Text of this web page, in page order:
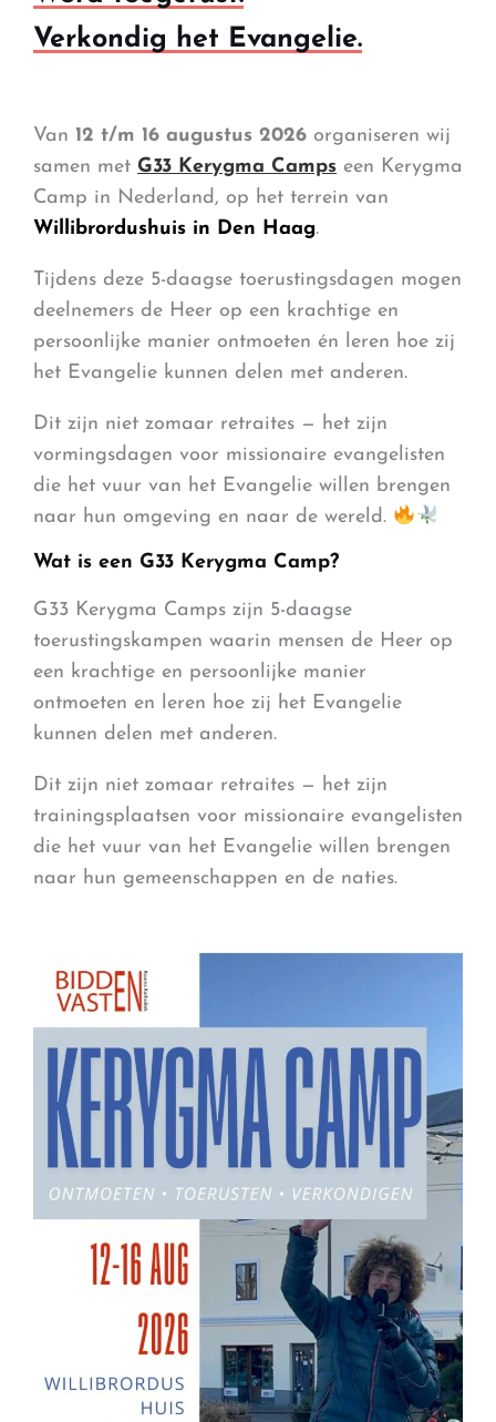
Verkondig het Evangelie.
Van 12 t/m 16 augustus 2026 organiseren wij
samen met G33 Kerygma Camps een Kerygma
Camp in Nederland, op het terrein van
Willibrordushuis in Den Haag.
Tijdens deze 5-daagse toerustingsdagen mogen
deelnemers de Heer op een krachtige en
persoonlijke manier ontmoeten én leren hoe zij
het Evangelie kunnen delen met anderen.
Dit zijn niet zomaar retraites — het zijn
vormingsdagen voor missionaire evangelisten
die het vuur van het Evangelie willen brengen
naar hun omgeving en naar de wereld.
Wat is een G33 Kerygma Camp?
G33 Kerygma Camps zijn 5-daagse
toerustingskampen waarin mensen de Heer op
een krachtige en persoonlijke manier
ontmoeten en leren hoe zij het Evangelie
kunnen delen met anderen.
Dit zijn niet zomaar retraites — het zijn
trainingsplaatsen voor missionaire evangelisten
die het vuur van het Evangelie willen brengen
naar hun gemeenschappen en de naties.